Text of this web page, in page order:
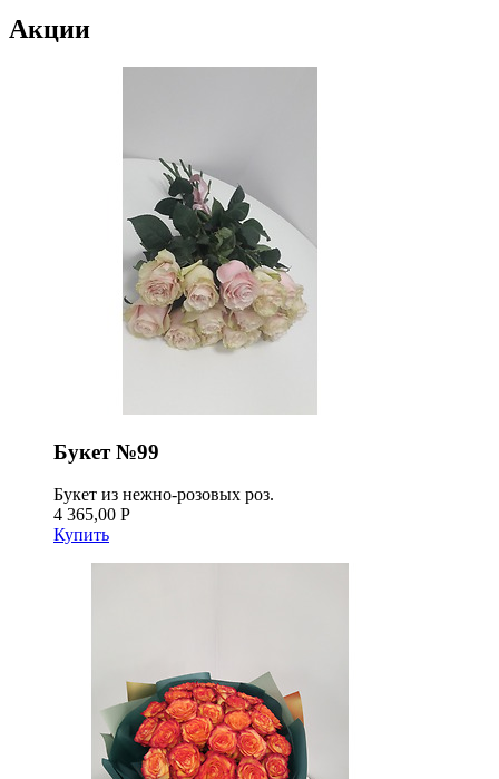
Акции
Букет №99
Букет из нежно-розовых роз.
4 365,00 Р
Купить